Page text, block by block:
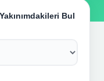
Yakınımdakileri Bul